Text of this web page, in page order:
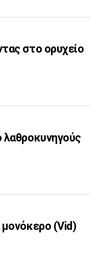
στο ορυχείο
(Vid)